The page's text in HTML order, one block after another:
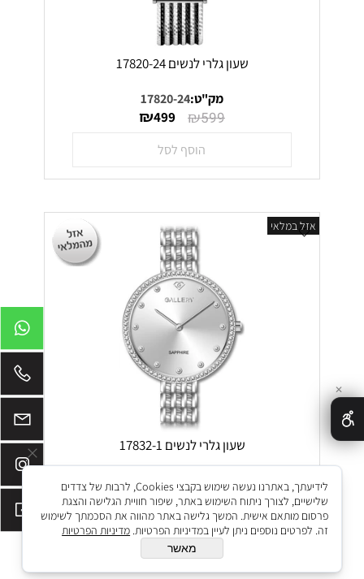
שעון גלרי לנשים 17820-24
מק"ט:17820-24
₪599
₪499
הוסף לסל
אזל במלאי
שעון גלרי לנשים 17832-1
מק"ט:17832-1
₪690
₪580
הוסף לסל
✕
לידיעתך, באתרנו נעשה שימוש בקבצי Cookies, לרבות של צדדים
שלישיים, לצורך ניתוח השימוש באתר, שיפור חוויית הגלישה והצגת
פרסום מותאם אישית. המשך גלישה באתר מהווה את הסכמתך לשימוש
זה. לפרטים נוספים ניתן לעיין במדיניות הפרטיות. מדיניות הפרטיות
מאשר